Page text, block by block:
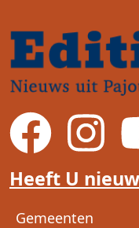
Heeft U
Voet
Gemeenten